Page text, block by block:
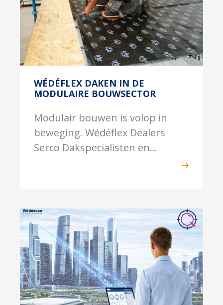
WÉDÉFLEX DAKEN IN DE
MODULAIRE BOUWSECTOR
Modulair bouwen is volop in
beweging. Wédéflex Dealers
Serco Dakspecialisten en...